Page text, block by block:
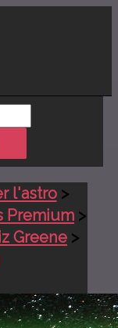
l'astro>
Premium >
Greene >